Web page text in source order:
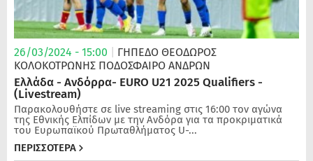
26/03/2024 - 15:00
ΓΗΠΕΔΟ ΘΕΟΔΩΡΟΣ
ΚΟΛΟΚΟΤΡΩΝΗΣ ΠΟΔΌΣΦΑΙΡΟ ΑΝΔΡΏΝ
Ελλάδα - Ανδόρρα- EURO U21 2025 Qualifiers -
(Livestream)
Παρακολουθήστε σε live streaming στις 16:00 τον αγώνα
της Εθνικής Ελπίδων με την Ανδόρα για τα προκριματικά
του Ευρωπαϊκού Πρωταθλήματος U-...
ΠΕΡΙΣΣΟΤΕΡΑ